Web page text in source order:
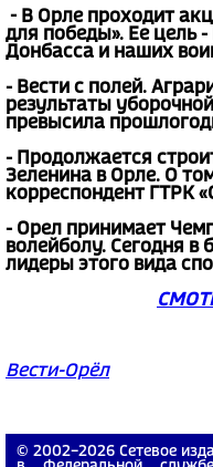
- В Орле проходит
для победы». Ее цель
Донбасса и наших
- Вести с полей.
результаты
превысила
- Продолжается
Зеленина в Орле. О
корреспондент ГТРК
- Орел принимает
волейболу. Сегодня в
лидеры этого вида
Вести-Орёл
© 2002−2026 Сетевое